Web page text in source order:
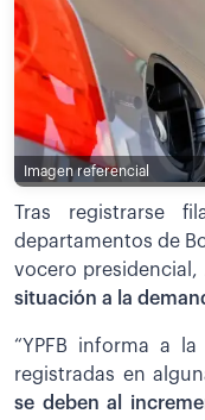
Imagen referencial
Tras registrarse
departamentos de
vocero presidencial,
situación a la
“YPFB informa a
registradas en
se deben al